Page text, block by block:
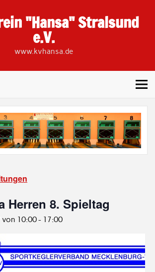
"Hansa" Stralsund
e.V.
www.kvhansa.de
Herren 8. Spieltag
von 10:00- 17:00